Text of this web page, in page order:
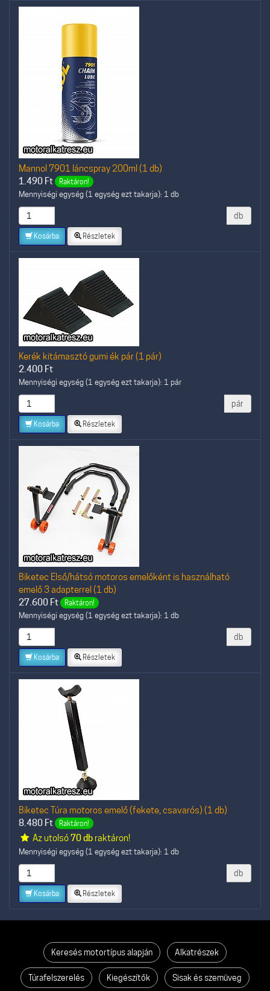
Mannol 7901 láncspray 200ml (1 db)
1.490 Ft Raktáron!
Mennyiségi egység (1 egység ezt takarja): 1 db
db
Kosárba Részletek
Kerék kitámasztó gumi ék pár (1 pár)
2.400 Ft
Mennyiségi egység (1 egység ezt takarja): 1 pár
pár
Kosárba Részletek
Biketec Első/hátsó motoros emelőként is használható
emelő 3 adapterrel (1 db)
27.600 Ft Raktáron!
Mennyiségi egység (1 egység ezt takarja): 1 db
db
Kosárba Részletek
Biketec Túra motoros emelő (fekete, csavarós) (1 db)
8.480 Ft Raktáron!
Az utolsó70 dbraktáron!
Mennyiségi egység (1 egység ezt takarja): 1 db
db
Kosárba Részletek
Keresés motortípus alapján Alkatrészek
Túrafelszerelés Kiegészítők Sisak és szemüveg